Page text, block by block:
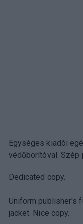
Egységes kiadói
védőborítóval. Szép
Dedicated copy.
Uniform publisher's
jacket. Nice copy.